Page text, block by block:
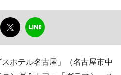
ホテル名古屋」（名古屋市中